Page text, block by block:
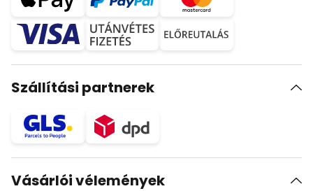
Szállítási partnerek
Vásárlói vélemények